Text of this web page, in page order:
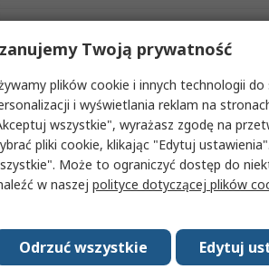
przełącznika
styku
styku
temperatura robocza
Twoją prywatność
plików cookie i innych technologii
i wyświetlania reklam na
wszystkie", wyrażasz zgodę na
pliki cookie, klikając "Edytuj
Może to ograniczyć dostęp do
w naszej polityce dotyczącej plików
Edytuj
Odrzuć wszystkie